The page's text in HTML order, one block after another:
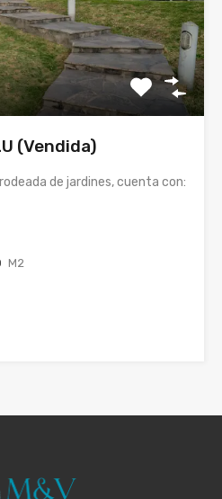
(Vendida)
de jardines, cuenta con:
M2